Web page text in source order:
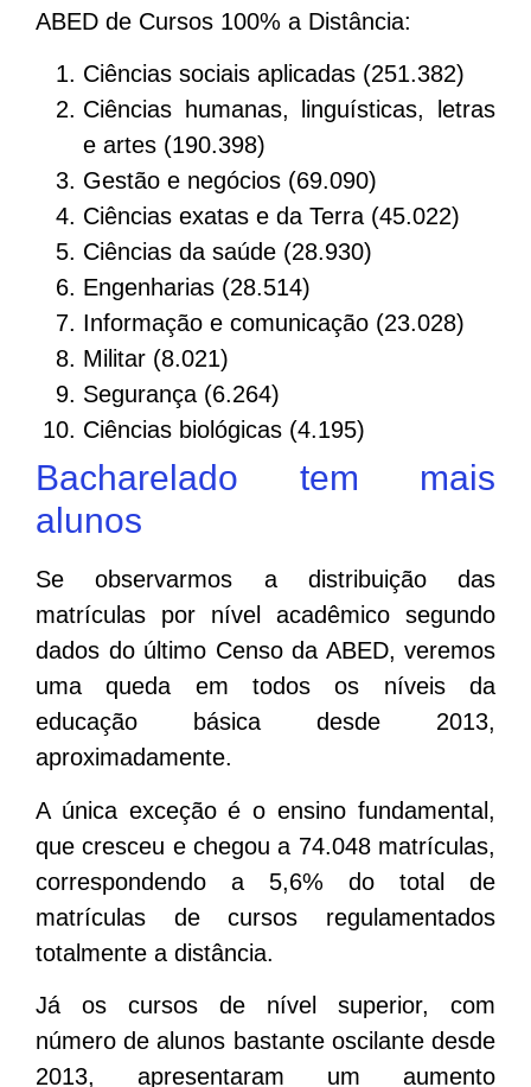
ABED de Cursos 100% a Distância:
Ciências sociais aplicadas (251.382)
Ciências humanas, linguísticas, letras
e artes (190.398)
Gestão e negócios (69.090)
Ciências exatas e da Terra (45.022)
Ciências da saúde (28.930)
Engenharias (28.514)
Informação e comunicação (23.028)
Militar (8.021)
Segurança (6.264)
Ciências biológicas (4.195)
Bacharelado tem mais
alunos
Se observarmos a distribuição das
matrículas por nível acadêmico segundo
dados do último Censo da ABED, veremos
uma queda em todos os níveis da
educação básica desde 2013,
aproximadamente.
A única exceção é o ensino fundamental,
que cresceu e chegou a 74.048 matrículas,
correspondendo a 5,6% do total de
matrículas de cursos regulamentados
totalmente a distância.
Já os cursos de nível superior, com
número de alunos bastante oscilante desde
2013, apresentaram um aumento